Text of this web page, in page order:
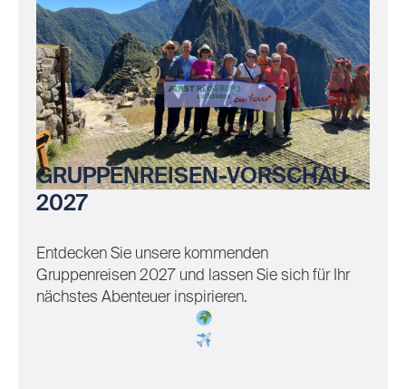
GRUPPENREISEN-VORSCHAU
2027
Entdecken Sie unsere kommenden
Gruppenreisen 2027 und lassen Sie sich für Ihr
nächstes Abenteuer inspirieren.